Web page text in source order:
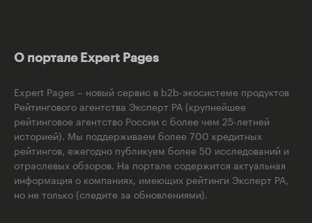
О портале Expert Pages
Expert Pages – новый сервис в b2b-экосистеме продуктов
Рейтингового агентства Эксперт РА (крупнейшее
рейтинговое агентство России с более чем 25-летней
историей). Мы поддерживаем более 700 кредитных
рейтингов, ежегодно публикуем более 50 исследований и
отраслевых обзоров. На портале содержится актуальная
информация о компаниях, имеющих рейтинги Эксперт РА,
но не только (следите за обновлениями).